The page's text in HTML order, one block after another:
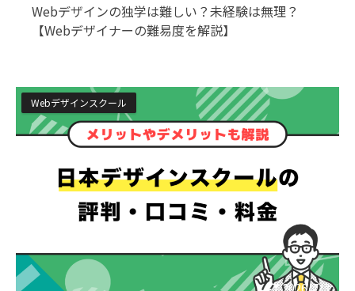
Webデザインの独学は難しい？未経験は無理？
【Webデザイナーの難易度を解説】
2026/7/3
Webデザインスクール